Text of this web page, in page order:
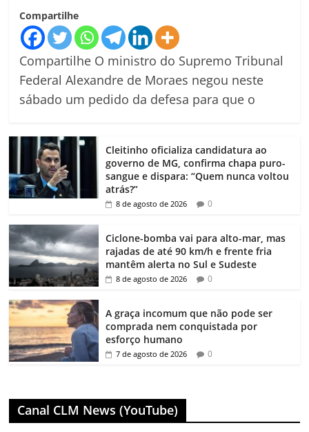
Compartilhe
Compartilhe O ministro do Supremo Tribunal
Federal Alexandre de Moraes negou neste
sábado um pedido da defesa para que o
Cleitinho oficializa candidatura ao
governo de MG, confirma chapa puro-
sangue e dispara: “Quem nunca voltou
atrás?”
8 de agosto de 2026 0
Ciclone-bomba vai para alto-mar, mas
rajadas de até 90 km/h e frente fria
mantêm alerta no Sul e Sudeste
8 de agosto de 2026 0
A graça incomum que não pode ser
comprada nem conquistada por
esforço humano
7 de agosto de 2026 0
Canal CLM News (YouTube)